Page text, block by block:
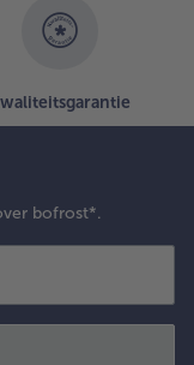
bofrost*.